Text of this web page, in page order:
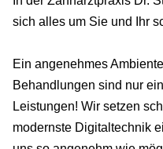
sich alles um Sie und Ihr
Ein angenehmes
Behandlungen sind nur
Leistungen! Wir setzen
modernste Digitaltechnik